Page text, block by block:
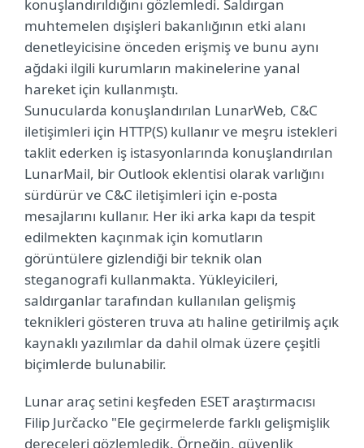
konuşlandırıldığını gözlemledi. Saldırgan
muhtemelen dışişleri bakanlığının etki alanı
denetleyicisine önceden erişmiş ve bunu aynı
ağdaki ilgili kurumların makinelerine yanal
hareket için kullanmıştı.
Sunucularda konuşlandırılan LunarWeb, C&C
iletişimleri için HTTP(S) kullanır ve meşru istekleri
taklit ederken iş istasyonlarında konuşlandırılan
LunarMail, bir Outlook eklentisi olarak varlığını
sürdürür ve C&C iletişimleri için e-posta
mesajlarını kullanır. Her iki arka kapı da tespit
edilmekten kaçınmak için komutların
görüntülere gizlendiği bir teknik olan
steganografi kullanmakta. Yükleyicileri,
saldırganlar tarafından kullanılan gelişmiş
teknikleri gösteren truva atı haline getirilmiş açık
kaynaklı yazılımlar da dahil olmak üzere çeşitli
biçimlerde bulunabilir.
Lunar araç setini keşfeden ESET araştırmacısı
Filip Jurčacko "Ele geçirmelerde farklı gelişmişlik
dereceleri gözlemledik. Örneğin, güvenlik